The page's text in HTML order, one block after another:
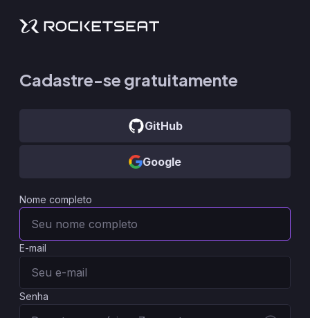
Cadastre-se gratuitamente
GitHub
Google
Nome completo
E-mail
Senha